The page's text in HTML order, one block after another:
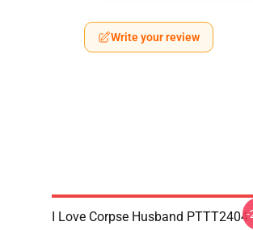
Write your review
I Love Corpse Husband PTTT2404-